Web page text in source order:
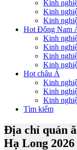
Kinh
Kinh
Kinh
Hot Đông Nam
Kinh
Kinh
Kinh
Kinh
Hot châu Á
Kinh
Kinh
Kinh
Tìm kiếm
Địa chỉ quán
Hạ Long 2026